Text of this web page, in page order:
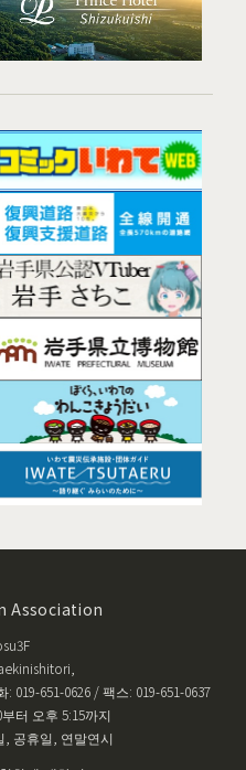
Association
019-651-0626 / 팩스: 019-651-0637
터 오후 5:15까지
, 공휴일, 연말연시